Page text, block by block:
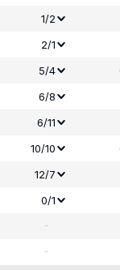
1/2
2/1
5/4
6/8
6/11
10/10
12/7
0/1
-
-